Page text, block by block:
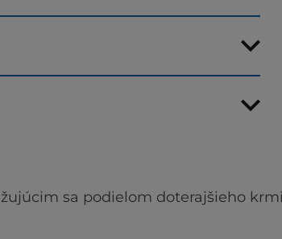
sa podielom doterajšieho